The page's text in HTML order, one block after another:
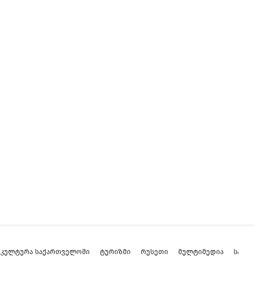
ᲙᲣᲚᲢᲣᲠᲐ ᲡᲐᲥᲐᲠᲗᲕᲔᲚᲝᲨᲘ ᲢᲣᲠᲘᲖᲛᲘ ᲠᲣᲡᲔᲗᲘ ᲛᲣᲚᲢᲘᲛᲔᲓᲘᲐ